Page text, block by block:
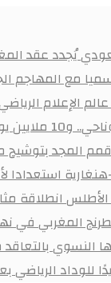
يُجدد عقد
مع المهاجم
الإعلام
تحسم الصفقة
المجد
استعدادا
الأطلس انطلاقة
المغربي في
النسوي
للوداد الرياضي